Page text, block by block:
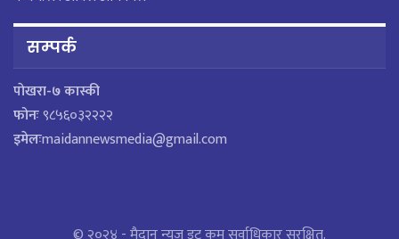
सम्पर्क
पाेखरा-७ कास्की
फोनः९८५६०३२२२२
इमेलःmaidannewsmedia@gmail.com